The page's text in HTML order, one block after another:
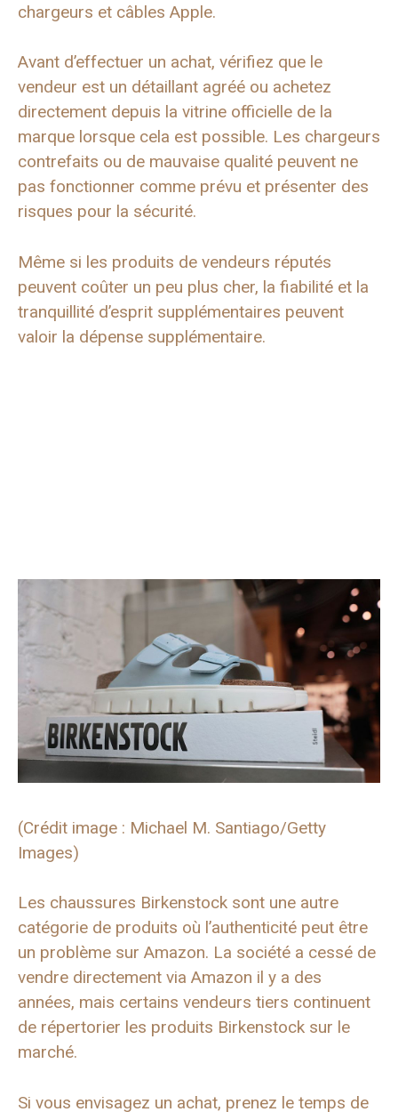
chargeurs et câbles Apple.
Avant d’effectuer un achat, vérifiez que le
vendeur est un détaillant agréé ou achetez
directement depuis la vitrine officielle de la
marque lorsque cela est possible. Les chargeurs
contrefaits ou de mauvaise qualité peuvent ne
pas fonctionner comme prévu et présenter des
risques pour la sécurité.
Même si les produits de vendeurs réputés
peuvent coûter un peu plus cher, la fiabilité et la
tranquillité d’esprit supplémentaires peuvent
valoir la dépense supplémentaire.
(Crédit image : Michael M. Santiago/Getty
Images)
Les chaussures Birkenstock sont une autre
catégorie de produits où l’authenticité peut être
un problème sur Amazon. La société a cessé de
vendre directement via Amazon il y a des
années, mais certains vendeurs tiers continuent
de répertorier les produits Birkenstock sur le
marché.
Si vous envisagez un achat, prenez le temps de